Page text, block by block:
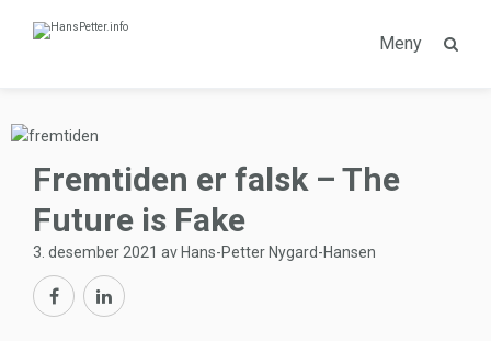
Meny
Fremtiden er falsk – The
Future is Fake
3. desember 2021 av Hans-Petter Nygard-Hansen